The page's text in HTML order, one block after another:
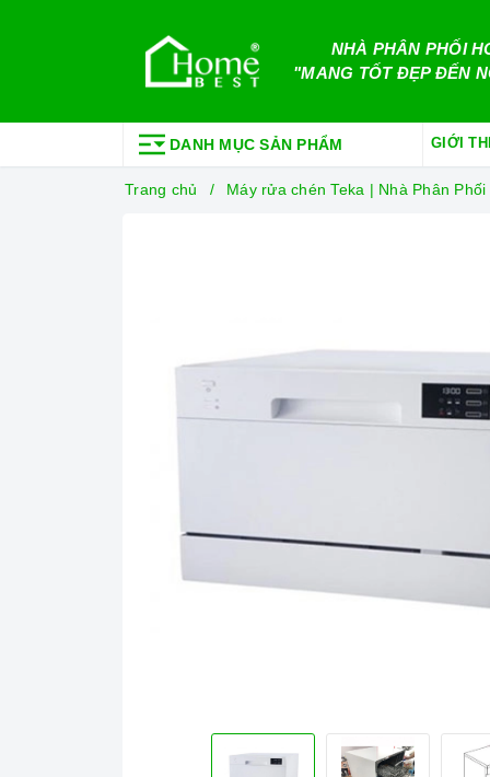
NHÀ PHÂN PHỐI
"MANG TỐT ĐẸP ĐẾN
DANH MỤC SẢN PHẨM GIỚI
Trang chủ Máy rửa chén Teka | Nhà Phân